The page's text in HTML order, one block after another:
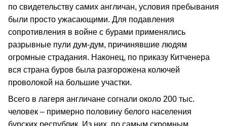
по свидетельству самих англичан, условия пребывания
были просто ужасающими. Для подавления
сопротивления в войне с бурами применялись
разрывные пули дум-дум, причинявшие людям
огромные страдания. Наконец, по приказу Китченера
вся страна буров была разгорожена колючей
проволокой на большие участки.
Всего в лагеря англичане согнали около 200 тыс.
человек – примерно половину белого населения